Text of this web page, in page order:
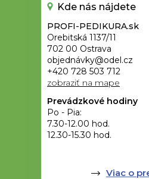
Kde nás nájdete
PROFI-PEDIKURA.sk
Orebitská 1137/11
702 00 Ostrava
objednávky@odel.cz
+420 728 503 712
zobraziť na mape
Prevádzkové hodiny
Po - Pia:
7.30-12.00 hod.
12.30-15.30 hod.
Viac o